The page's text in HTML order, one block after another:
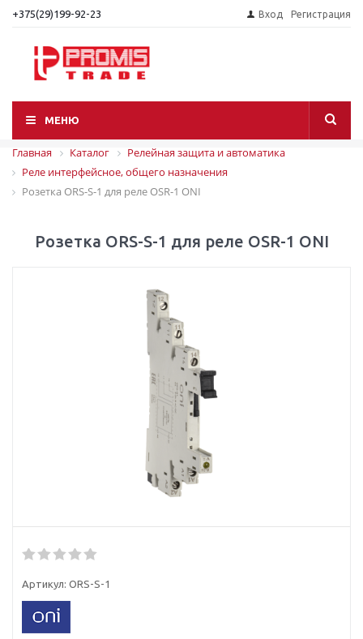
+375(29)199-92-23 Вход Регистрация
МЕНЮ
Главная Каталог
Релейная защита и автоматика
Реле интерфейсное, общего назначения
Розетка ORS-S-1 для реле OSR-1 ONI
Розетка ORS-S-1 для реле OSR-1 ONI
Артикул: ORS-S-1